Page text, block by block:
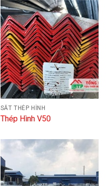
SẮT THÉP HÌNH
Thép Hình V50